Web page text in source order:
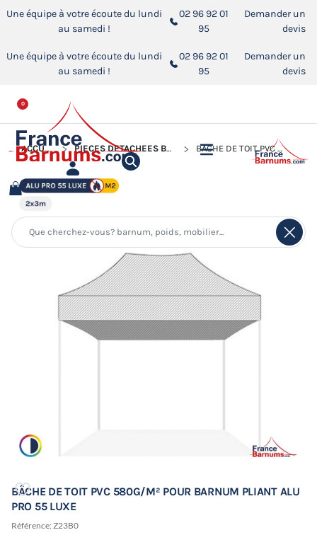
Une équipe à votre écoute du lundi
au samedi !
02 96 92 01
95
Demander un
devis
Une équipe à votre écoute du lundi
au samedi !
02 96 92 01
95
Demander un
devis
0
ACCUEIL PIÈCES DÉTACHÉES BARNUMS PLIANTS BÂCHE DE TOIT PVC 580G/M² POUR BARNUM PLIANT ALU PRO 55 LUXE
BÂCHE DE TOIT PVC 580G/M² POUR BARNUM PLIANT ALU
PRO 55 LUXE
Référence: Z23B0